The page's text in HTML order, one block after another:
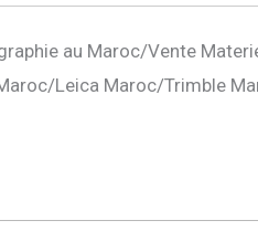
au Maroc/Vente
Leica Maroc/Trimble